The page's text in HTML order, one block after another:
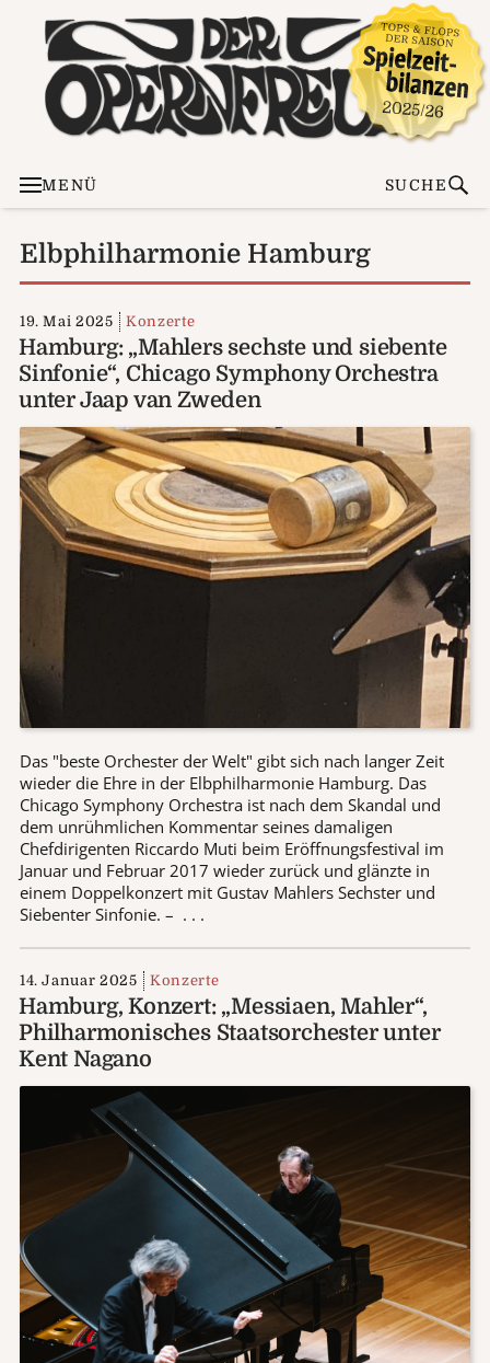
MENÜ SUCHE
Elbphilharmonie Hamburg
19. Mai 2025 Konzerte
Hamburg: „Mahlers sechste und siebente
Sinfonie“, Chicago Symphony Orchestra
unter Jaap van Zweden
Das "beste Orchester der Welt" gibt sich nach langer Zeit
wieder die Ehre in der Elbphilharmonie Hamburg. Das
Chicago Symphony Orchestra ist nach dem Skandal und
dem unrühmlichen Kommentar seines damaligen
Chefdirigenten Riccardo Muti beim Eröffnungsfestival im
Januar und Februar 2017 wieder zurück und glänzte in
einem Doppelkonzert mit Gustav Mahlers Sechster und
Siebenter Sinfonie. – . . .
14. Januar 2025 Konzerte
Hamburg, Konzert: „Messiaen, Mahler“,
Philharmonisches Staatsorchester unter
Kent Nagano